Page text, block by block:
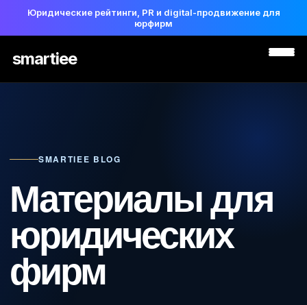
Юридические рейтинги, PR и digital-продвижение для
юрфирм
smartiee
SMARTIEE BLOG
Материалы для
юридических
фирм